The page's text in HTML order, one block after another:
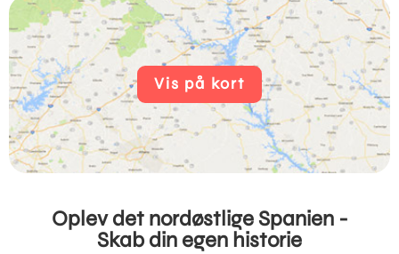
Vis på kort
Oplev det nordøstlige Spanien -
Skab din egen historie